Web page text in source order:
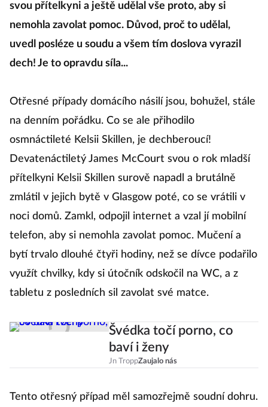
svou přítelkyni a ještě udělal vše proto, aby si
nemohla zavolat pomoc. Důvod, proč to udělal,
uvedl posléze u soudu a všem tím doslova vyrazil
dech! Je to opravdu síla...
Otřesné případy domácího násilí jsou, bohužel, stále
na denním pořádku. Co se ale přihodilo
osmnáctileté Kelsii Skillen, je dechberoucí!
Devatenáctiletý James McCourt svou o rok mladší
přítelkyni Kelsii Skillen surově napadl a brutálně
zmlátil v jejich bytě v Glasgow poté, co se vrátili v
noci domů. Zamkl, odpojil internet a vzal jí mobilní
telefon, aby si nemohla zavolat pomoc. Mučení a
bytí trvalo dlouhé čtyři hodiny, než se dívce podařilo
využít chvilky, kdy si útočník odskočil na WC, a z
tabletu z posledních sil zavolat své matce.
Švédka točí porno, co
baví i ženy
Jn TroppZaujalo nás
Tento otřesný případ měl samozřejmě soudní dohru.